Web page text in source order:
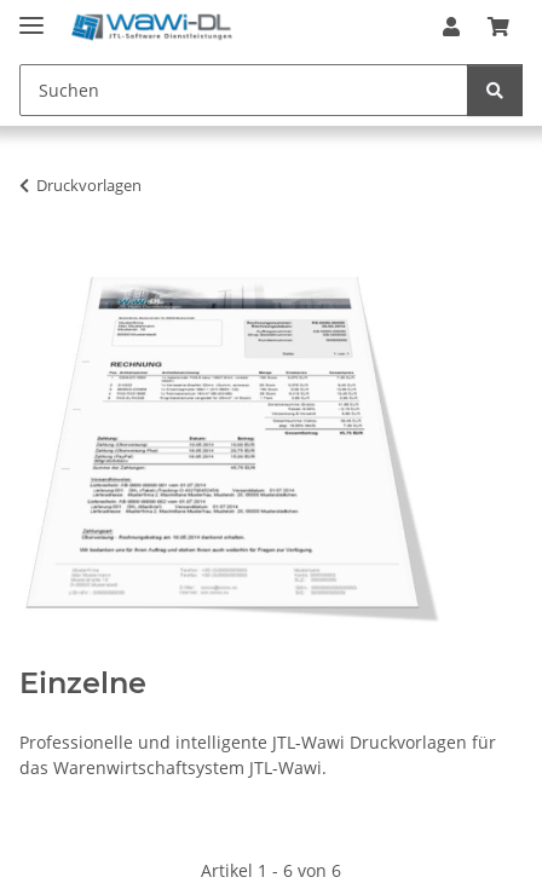
Druckvorlagen
Einzelne
Professionelle und intelligente JTL-Wawi Druckvorlagen für
das Warenwirtschaftsystem JTL-Wawi.
Artikel 1 - 6 von 6